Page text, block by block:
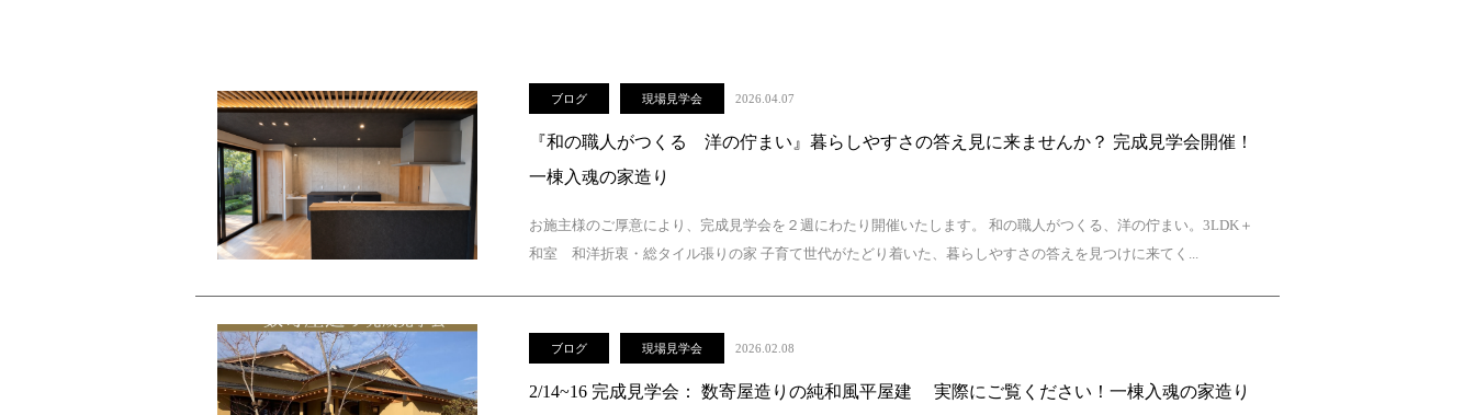
ブログ 現場見学会 2026.04.07
『和の職人がつくる 洋の佇まい』暮らしやすさの答え見に来ませんか？ 完成見学会開催！
一棟入魂の家造り
お施主様のご厚意により、完成見学会を２週にわたり開催いたします。 和の職人がつくる、洋の佇まい。3LDK＋
和室 和洋折衷・総タイル張りの家 子育て世代がたどり着いた、暮らしやすさの答えを見つけに来てく...
ブログ 現場見学会 2026.02.08
2/14~16 完成見学会： 数寄屋造りの純和風平屋建 実際にご覧ください！一棟入魂の家造り